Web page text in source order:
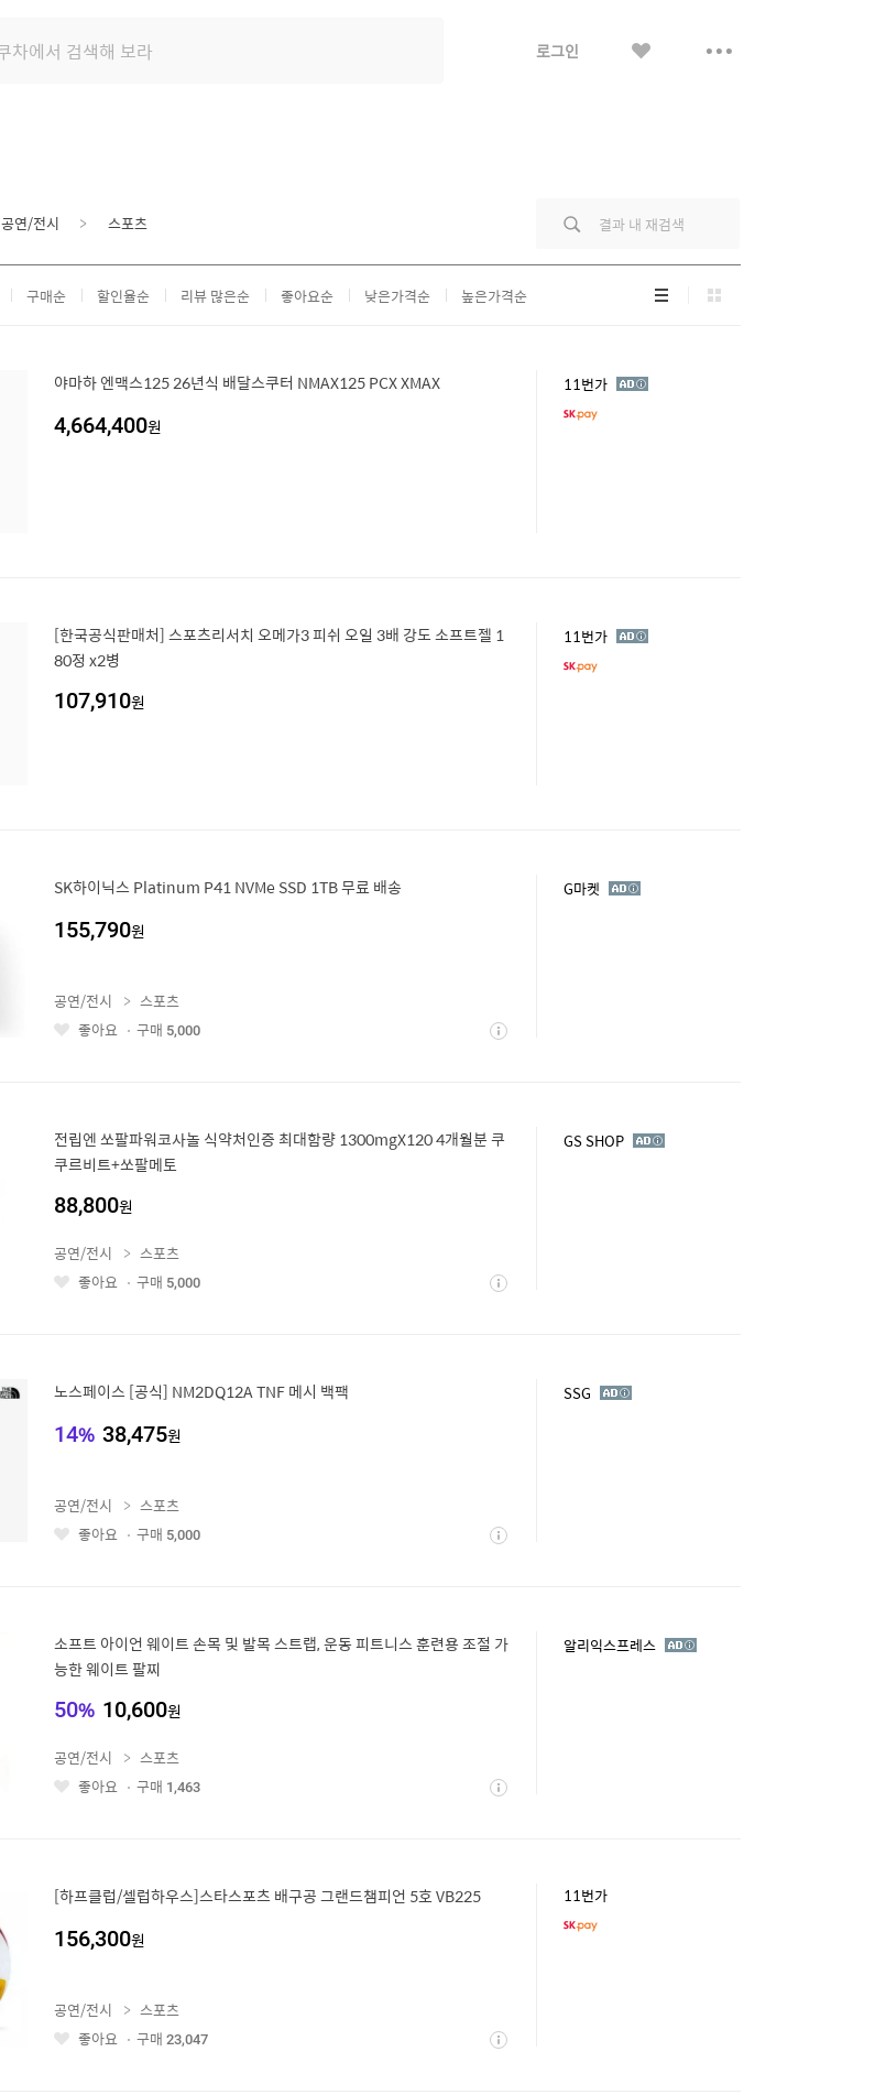
로그인 보
공연/전시 스포츠
구매순 할인율순 리뷰 많은순 좋아요순 낮은가격순 높은가격순 리
스
그
리
야마하 엔맥스125 26년식 배달스쿠터 NMAX125 PCX XMAX
4,664,400원
11번가 광
[한국공식판매처] 스포츠리서치 오메가3 피쉬 오일 3배 강도 소프트젤 1
80정 x2병
107,910원
11번가 광
SK하이닉스 Platinum P41 NVMe SSD 1TB 무료 배송
155,790원
G마켓 광
좋 상
공연/전시
스포츠
좋아요
구매 5,000
전립엔 쏘팔파워코사놀 식약처인증 최대함량 1300mgX120 4개월분 쿠
쿠르비트+쏘팔메토
88,800원
GS SHOP 광
좋 상
공연/전시
스포츠
좋아요
구매 5,000
노스페이스 [공식] NM2DQ12A TNF 메시 백팩
14% 38,475원
SSG 광
좋 상
공연/전시
스포츠
좋아요
구매 5,000
소프트 아이언 웨이트 손목 및 발목 스트랩, 운동 피트니스 훈련용 조절 가
능한 웨이트 팔찌
50% 10,600원
알리익스프레스 광
좋 상
공연/전시
스포츠
좋아요
구매 1,463
[하프클럽/셀럽하우스]스타스포츠 배구공 그랜드챔피언 5호 VB225
156,300원
11번가
좋 상
공연/전시
스포츠
좋아요
구매 23,047